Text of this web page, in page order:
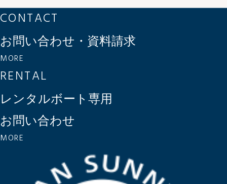
CONTACT
お問い合わせ・資料請求
MORE
RENTAL
レンタルボート専用
お問い合わせ
MORE